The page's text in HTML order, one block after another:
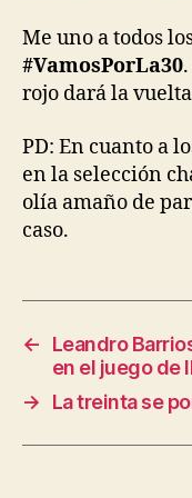
Me uno a todos
#VamosPorLa30
rojo dará la
PD: En cuanto a
en la selección
olía amaño de
caso.
←
Leandro
en el juego de
→
La treinta se